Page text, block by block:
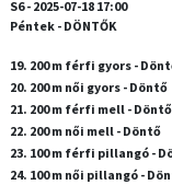
S6 - 2025-07-18 17:00
Péntek - DÖNTŐK
19. 200 m férfi gyors -
20. 200 m női gyors - Döntő
21. 200 m férfi mell - Döntő
22. 200 m női mell - Döntő
23. 100 m férfi pillangó -
24. 100 m női pillangó -